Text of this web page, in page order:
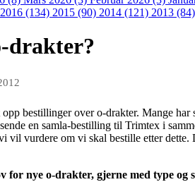
2016 (134) 2015 (90) 2014 (121) 2013 (84)
drakter?
bestillinger over o-drakter. Mange
en samla-bestilling til Trimtex i
vil vurdere om vi skal bestille etter
for nye o-drakter, gjerne med type